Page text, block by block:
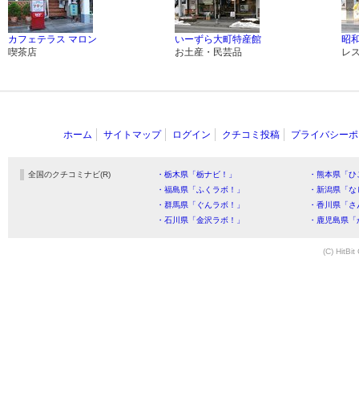
カフェテラス マロン
喫茶店
いーずら大町特産館
お土産・民芸品
昭
レ
ホーム サイトマップ ログイン クチコミ投稿 プライバシー
全国のクチコミナビ(R) ・栃木県「栃ナビ！」
・熊本県「
・福島県「ふくラボ！」
・新潟県「
・群馬県「ぐんラボ！」
・香川県「
・石川県「金沢ラボ！」
・鹿児島県
(C) HitBit